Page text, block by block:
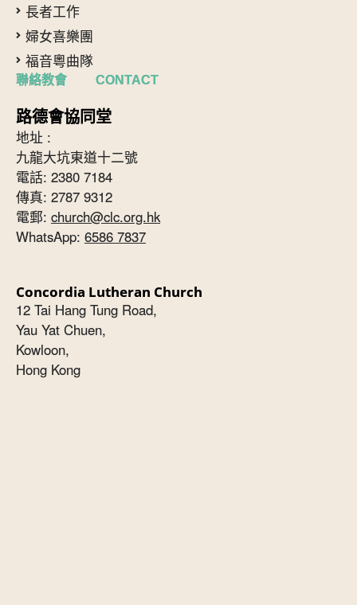
長者工作
婦女喜樂團
福音粵曲隊
聯絡教會 CONTACT
路德會協同堂
地址 :
九龍大坑東道十二號
電話: 2380 7184
傳真: 2787 9312
電郵: church@clc.org.hk
WhatsApp: 6586 7837
Concordia Lutheran Church
12 Tai Hang Tung Road,
Yau Yat Chuen,
Kowloon,
Hong Kong